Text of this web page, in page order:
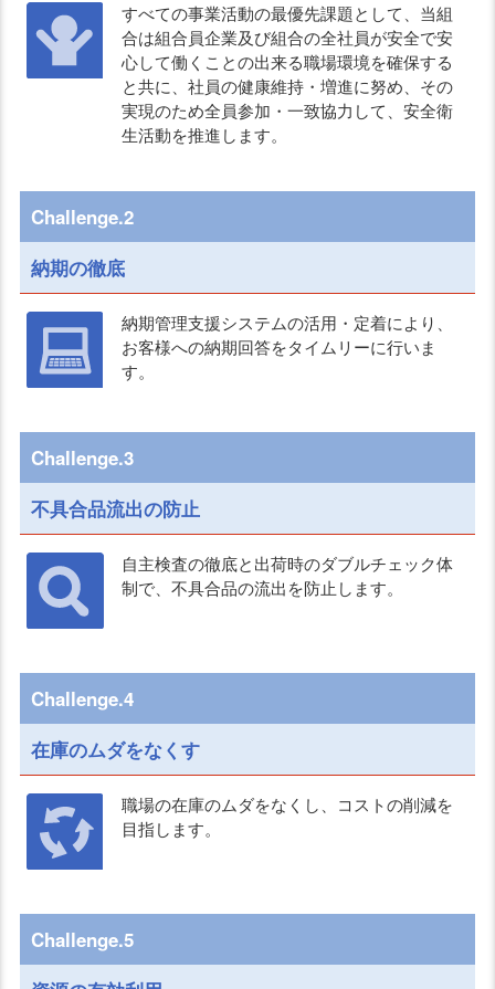
すべての事業活動の最優先課題として、当組
合は組合員企業及び組合の全社員が安全で安
心して働くことの出来る職場環境を確保する
と共に、社員の健康維持・増進に努め、その
実現のため全員参加・一致協力して、安全衛
生活動を推進します。
Challenge.2
納期の徹底
納期管理支援システムの活用・定着により、
お客様への納期回答をタイムリーに行いま
す。
Challenge.3
不具合品流出の防止
自主検査の徹底と出荷時のダブルチェック体
制で、不具合品の流出を防止します。
Challenge.4
在庫のムダをなくす
職場の在庫のムダをなくし、コストの削減を
目指します。
Challenge.5